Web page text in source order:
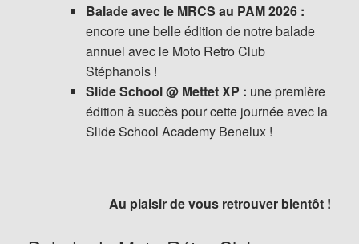
Balade avec le MRCS au PAM 2026 :
encore une belle édition de notre balade
annuel avec le Moto Retro Club
Stéphanois !
Slide School @ Mettet XP : une première
édition à succès pour cette journée avec la
Slide School Academy Benelux !
Au plaisir de vous retrouver bientôt !